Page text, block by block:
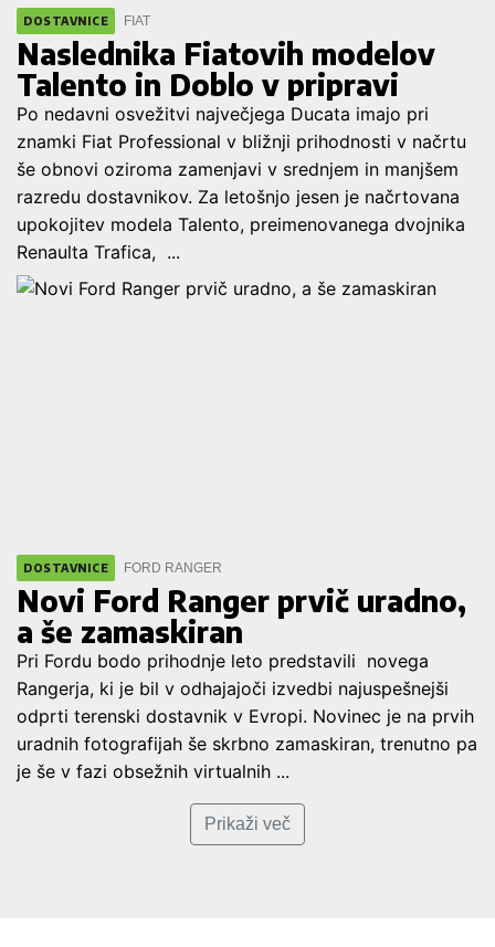
DOSTAVNICE FIAT
Naslednika Fiatovih modelov
Talento in Doblo v pripravi
Po nedavni osvežitvi največjega Ducata imajo pri
znamki Fiat Professional v bližnji prihodnosti v načrtu
še obnovi oziroma zamenjavi v srednjem in manjšem
razredu dostavnikov. Za letošnjo jesen je načrtovana
upokojitev modela Talento, preimenovanega dvojnika
Renaulta Trafica, ...
DOSTAVNICE FORD RANGER
Novi Ford Ranger prvič uradno,
a še zamaskiran
Pri Fordu bodo prihodnje leto predstavili novega
Rangerja, ki je bil v odhajajoči izvedbi najuspešnejši
odprti terenski dostavnik v Evropi. Novinec je na prvih
uradnih fotografijah še skrbno zamaskiran, trenutno pa
je še v fazi obsežnih virtualnih ...
Prikaži več